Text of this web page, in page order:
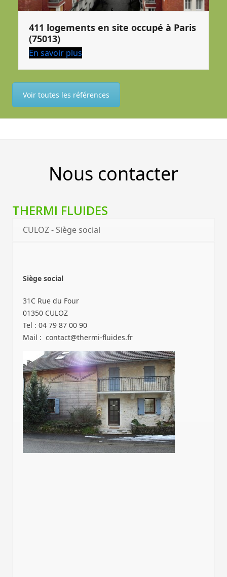
411 logements en site occupé à Paris
(75013)
En savoir plus
Voir toutes les références
Nous contacter
THERMI FLUIDES
CULOZ - Siège social
Siège social
31C Rue du Four
01350 CULOZ
Tel : 04 79 87 00 90
Mail : contact@thermi-fluides.fr